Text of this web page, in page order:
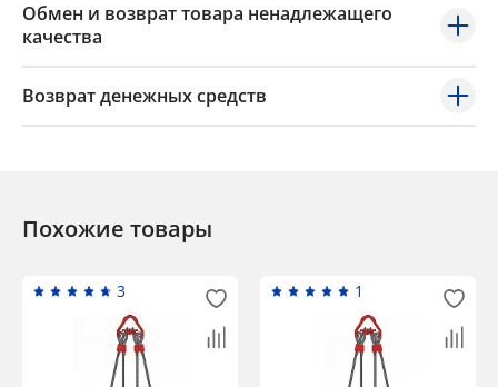
Обмен и возврат товара ненадлежащего
качества
Возврат денежных средств
Похожие товары
3 1